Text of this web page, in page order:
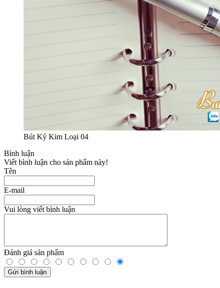
Bút Ký Kim Loại 04
Bình luận
Viết bình luận cho sản phẩm này!
Tên
E-mail
Vui lòng viết bình luận
Đánh giá sản phẩm